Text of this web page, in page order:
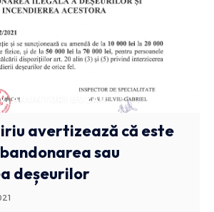
ANUNTURI BUZAU
avertizează că este
sau
deșeurilor